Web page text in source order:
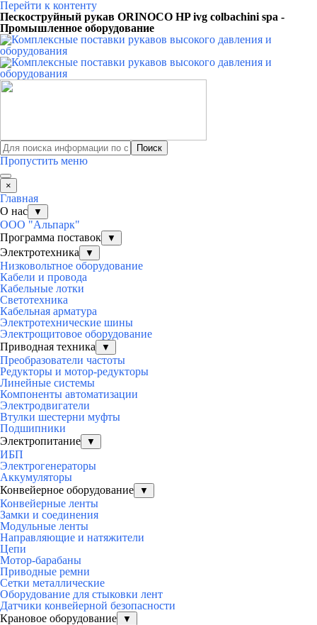
Перейти к контенту
Пескоструйный рукав ORINOCO HP ivg colbachini spa -
Промышленное оборудование
Поиск
Пропустить меню
×
Главная
О нас
▼
ООО "Альпарк"
Программа поставок
▼
Электротехника ▼
Низковольтное оборудование
Кабели и провода
Кабельные лотки
Светотехника
Кабельная арматура
Электротехнические шины
Электрощитовое оборудование
Приводная техника
▼
Преобразователи частоты
Редукторы и мотор-редукторы
Линейные системы
Компоненты автоматизации
Электродвигатели
Втулки шестерни муфты
Подшипники
Электропитание
▼
ИБП
Электрогенераторы
Аккумуляторы
Конвейерное оборудование
▼
Конвейерные ленты
Замки и соединения
Модульные ленты
Направляющие и натяжители
Цепи
Мотор-барабаны
Приводные ремни
Сетки металлические
Оборудование для стыковки лент
Датчики конвейерной безопасности
Крановое оборудование
▼